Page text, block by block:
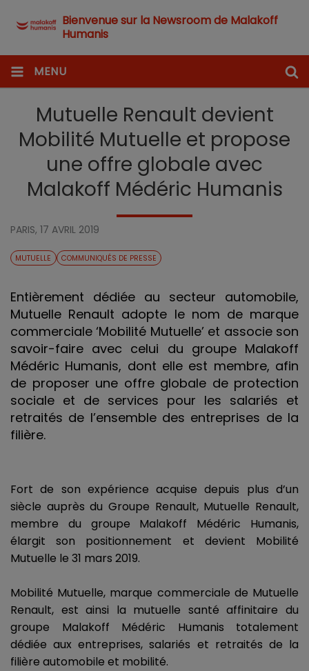
Bienvenue sur la Newsroom de Malakoff
Humanis
MENU
Mutuelle Renault devient
Mobilité Mutuelle et propose
une offre globale avec
Malakoff Médéric Humanis
PARIS, 17 AVRIL 2019
MUTUELLE COMMUNIQUÉS DE PRESSE
Entièrement dédiée au secteur automobile,
Mutuelle Renault adopte le nom de marque
commerciale ‘Mobilité Mutuelle’ et associe son
savoir-faire avec celui du groupe Malakoff
Médéric Humanis, dont elle est membre, afin
de proposer une offre globale de protection
sociale et de services pour les salariés et
retraités de l’ensemble des entreprises de la
filière.
Fort de son expérience acquise depuis plus d’un
siècle auprès du Groupe Renault, Mutuelle Renault,
membre du groupe Malakoff Médéric Humanis,
élargit son positionnement et devient Mobilité
Mutuelle le 31 mars 2019.
Mobilité Mutuelle, marque commerciale de Mutuelle
Renault, est ainsi la mutuelle santé affinitaire du
groupe Malakoff Médéric Humanis totalement
dédiée aux entreprises, salariés et retraités de la
filière automobile et mobilité.